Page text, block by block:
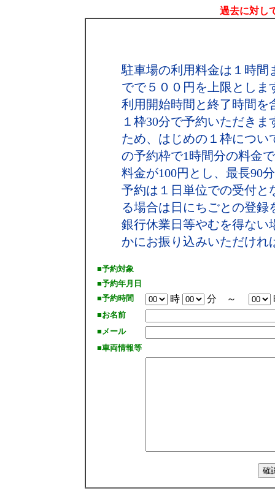
過去に対し
駐車場の利用料金は１時間
でで５００円を上限としま
利用開始時間と終了時間を
１枠30分で予約いただき
ため、はじめの１枠につい
の予約枠で1時間分の料金
料金が100円とし、最長90
予約は１日単位での受付と
る場合は日にちごとの登録
銀行休業日等やむを得ない
かにお振り込みいただけれ
■予約対象
■予約年月日
■予約時間
時 分 ～
■お名前
■メール
■車両情報等